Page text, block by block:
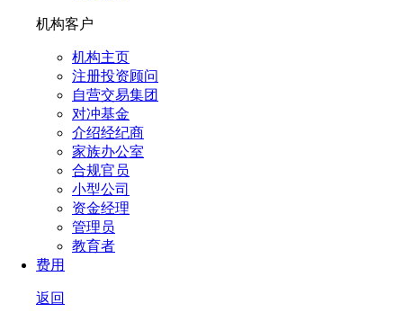
机构客户
机构主页
注册投资顾问
自营交易集团
对冲基金
介绍经纪商
家族办公室
合规官员
小型公司
资金经理
管理员
教育者
费用
返回